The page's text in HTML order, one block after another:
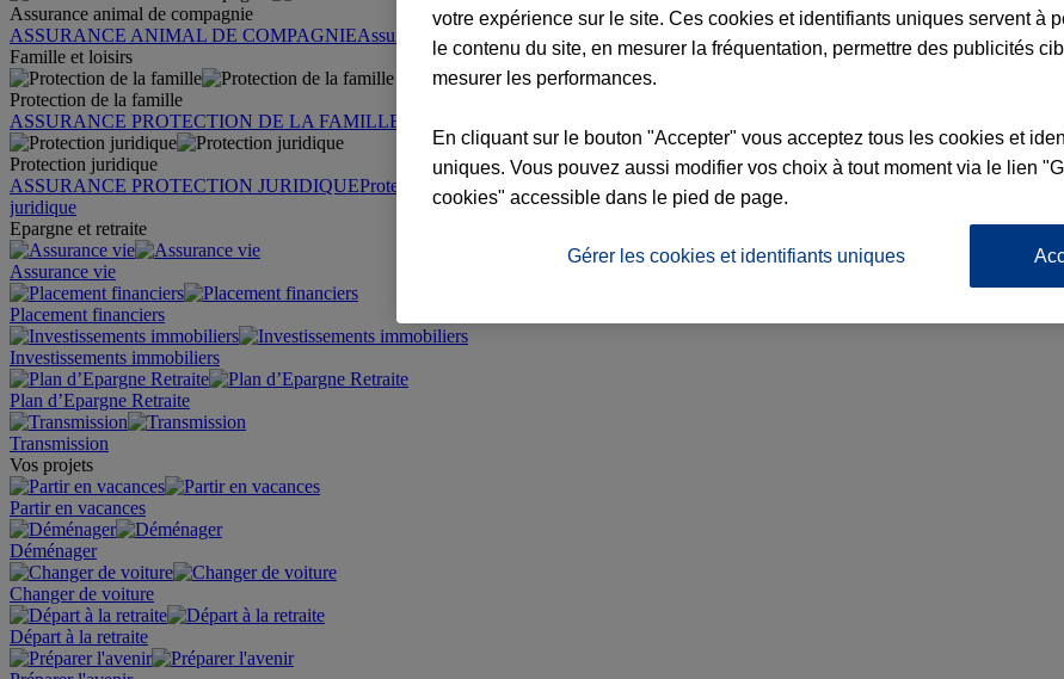
Assurance animal de compagnie
ASSURANCE ANIMAL DE COMPAGNIEAssurance chien Assurance chat
Conseils animal de compagnie
Famille et loisirs
Protection de la famille
ASSURANCE PROTECTION DE LA FAMILLE
Protection juridique
ASSURANCE PROTECTION JURIDIQUEProtection juridique particuliers Protection juridique immobilière
juridique
Epargne et retraite
Assurance vie
Placement financiers
Investissements immobiliers
Plan d’Epargne Retraite
Transmission
Vos projets
Partir en vacances
Déménager
Changer de voiture
Départ à la retraite
votre expérience sur le site. Ces cookies et identifiants uniques servent à
le contenu du site, en mesurer la fréquentation, permettre des publicités
mesurer les performances.
En cliquant sur le bouton "Accepter" vous acceptez tous les cookies et
uniques. Vous pouvez aussi modifier vos choix à tout moment via le lien
cookies" accessible dans le pied de page.
Gérer les cookies et identifiants uniques